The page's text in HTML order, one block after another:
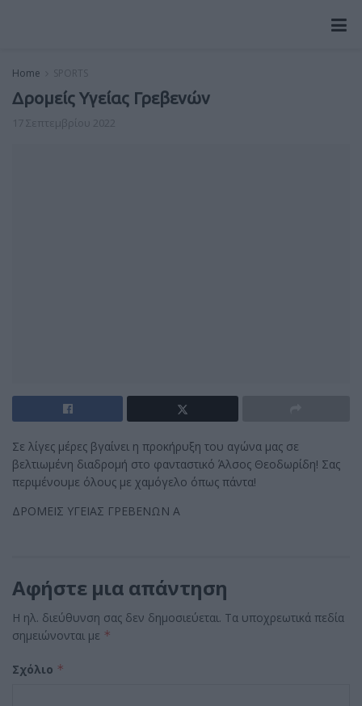
Home SPORTS
Δρομείς Υγείας Γρεβενών
17 Σεπτεμβρίου 2022
Σε λίγες μέρες βγαίνει η προκήρυξη του αγώνα μας σε
βελτιωμένη διαδρομή στο φανταστικό Άλσος Θεοδωρίδη! Σας
περιμένουμε όλους με χαμόγελο όπως πάντα!
ΔΡΟΜΕΙΣ ΥΓΕΙΑΣ ΓΡΕΒΕΝΩΝ Α
Αφήστε μια απάντηση
Η ηλ. διεύθυνση σας δεν δημοσιεύεται. Τα υποχρεωτικά πεδία
σημειώνονται με *
Σχόλιο *